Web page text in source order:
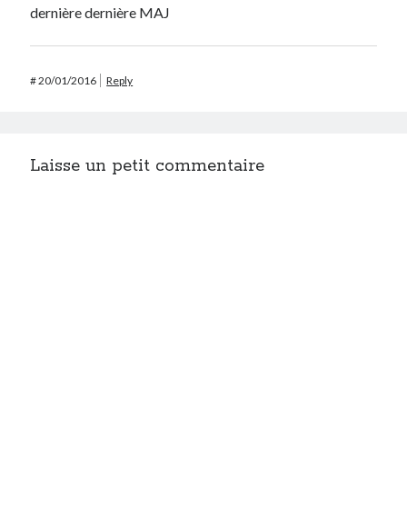
dernière dernière MAJ
#20/01/2016 Reply
Laisse un petit commentaire